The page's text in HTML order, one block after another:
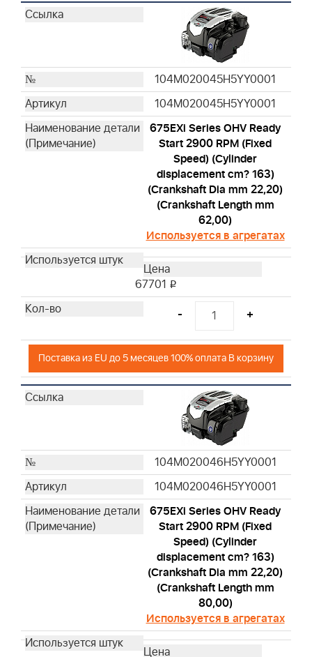
104M020045H5YY0001
104M020045H5YY0001
675EXi Series OHV Ready
Start 2900 RPM (Fixed
Speed) (Cylinder
displacement cm? 163)
(Crankshaft Dia mm 22,20)
(Crankshaft Length mm
62,00)
Используется в агрегатах
67701 i
- +
Поставка из EU до 5 месяцев 100% оплата В корзину
104M020046H5YY0001
104M020046H5YY0001
675EXi Series OHV Ready
Start 2900 RPM (Fixed
Speed) (Cylinder
displacement cm? 163)
(Crankshaft Dia mm 22,20)
(Crankshaft Length mm
80,00)
Используется в агрегатах